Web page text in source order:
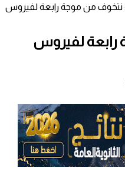
نتخوف من موجة رابعة لفيروس
رابعة لفيروس